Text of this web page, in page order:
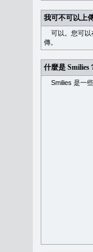
我可不可以上
可以。您可以
傳。
什麼是 Smilies
Smilies 是一些